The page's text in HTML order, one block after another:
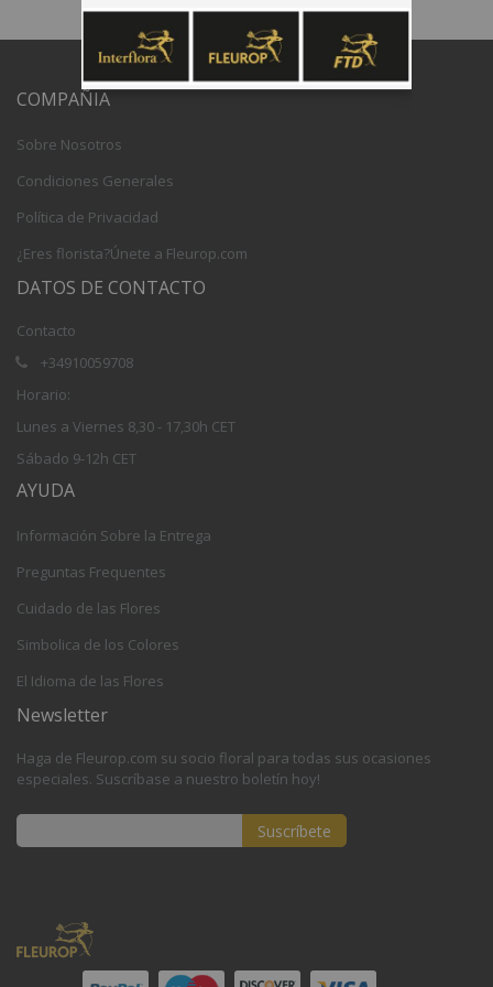
COMPAÑIA
Sobre Nosotros
Condiciones Generales
Política de Privacidad
¿Eres florista?Únete a Fleurop.com
DATOS DE CONTACTO
Contacto
+34910059708
Horario:
Lunes a Viernes 8,30 - 17,30h CET
Sábado 9-12h CET
AYUDA
Información Sobre la Entrega
Preguntas Frequentes
Cuidado de las Flores
Simbolica de los Colores
El Idioma de las Flores
Newsletter
Haga de Fleurop.com su socio floral para todas sus ocasiones
especiales. Suscríbase a nuestro boletín hoy!
nuestro
boletín
de
Suscríbete